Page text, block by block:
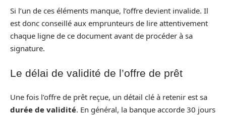
Si l’un de ces éléments manque, l’offre devient invalide. Il
est donc conseillé aux emprunteurs de lire attentivement
chaque ligne de ce document avant de procéder à sa
signature.
Le délai de validité de l’offre de prêt
Une fois l’offre de prêt reçue, un détail clé à retenir est sa
durée de validité. En général, la banque accorde 30 jours